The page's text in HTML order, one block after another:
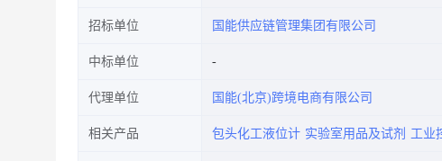
招标单位 国能供应链管理集团有限公司
中标单位
代理单位 国能(北京)跨境电商有限公司
相关产品 包头化工液位计 实验室用品及试剂 工业